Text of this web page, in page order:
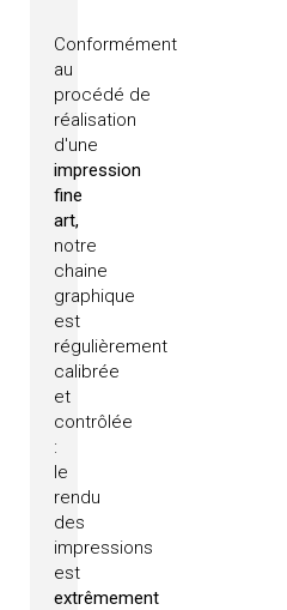
Conformément
au
procédé de
réalisation
d'une
impression
fine
art,
notre
chaine
graphique
est
régulièrement
calibrée
et
contrôlée
:
le
rendu
des
impressions
est
extrêmement